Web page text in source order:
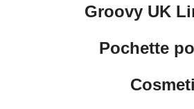
Groovy UK
Pochette